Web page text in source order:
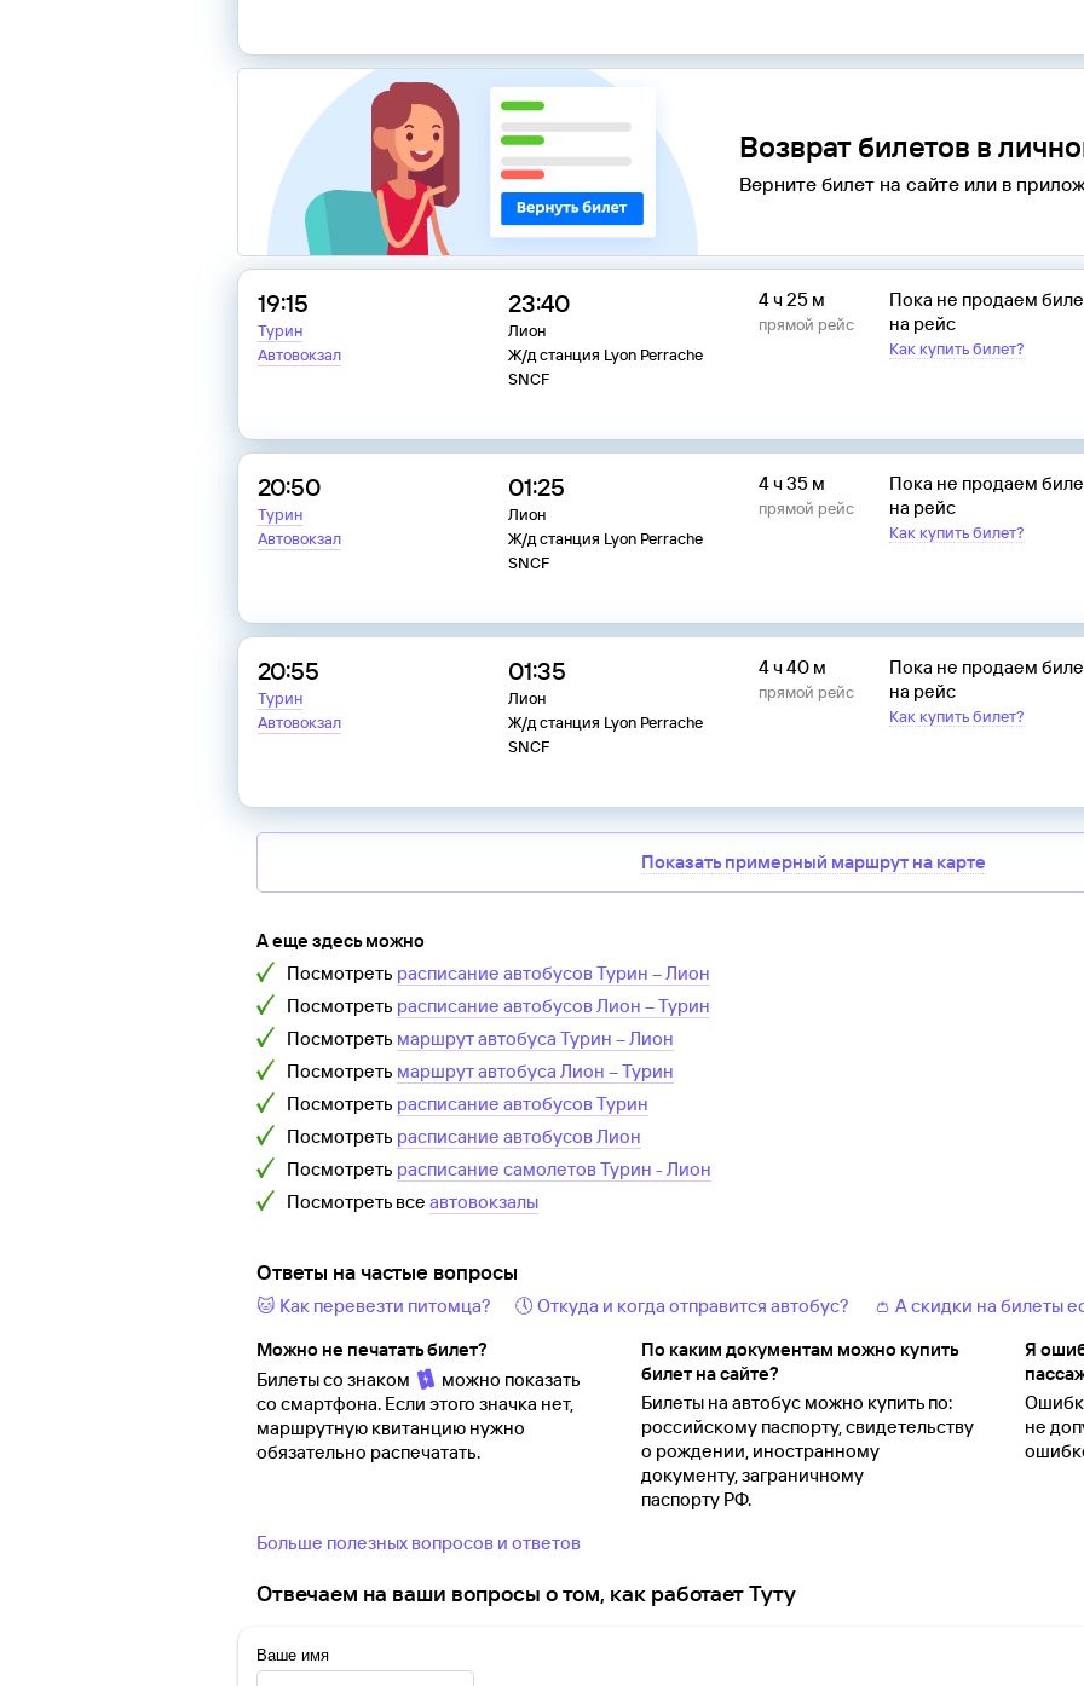
Возврат билетов в
Верните билет на сайте или в
19:15
Турин
Автовокзал
23:40
Лион
Ж/д станция Lyon Perrache
SNCF
4 ч 25 м
прямой рейс
Пока не продаем
на рейс
Как купить билет?
20:50
Турин
Автовокзал
01:25
Лион
Ж/д станция Lyon Perrache
SNCF
4 ч 35 м
прямой рейс
Пока не продаем
на рейс
Как купить билет?
20:55
Турин
Автовокзал
01:35
Лион
Ж/д станция Lyon Perrache
SNCF
4 ч 40 м
прямой рейс
Пока не продаем
на рейс
Как купить билет?
Показать примерный маршрут на карте
А еще здесь можно
Посмотреть расписание автобусовТурин –Лион
Посмотреть расписание автобусовЛион –Турин
Посмотреть маршрут автобуса Турин –Лион
Посмотреть маршрут автобуса Лион –Турин
Посмотреть расписание автобусовТурин
Посмотреть расписание автобусовЛион
Посмотреть расписание самолетовТурин -Лион
Посмотреть все автовокзалы
Ответы на частые вопросы
🐱 Как перевезти питомца? 🕔 Откуда и когда отправится автобус?
👛 А скидки на билеты
Можно не печатать билет?
Билеты со знаком
можно показать
со смартфона. Если этого значка нет,
маршрутную квитанцию нужно
обязательно распечатать.
По каким документам можно купить
билет на сайте?
Билеты на автобус можно купить по:
российскому паспорту, свидетельству
о рождении, иностранному
документу, заграничному
паспорту РФ.
Я
не
Больше полезных вопросов и ответов
Отвечаем на ваши вопросы о том, как работает Туту
Ваше имя